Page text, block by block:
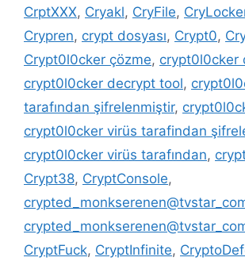
CrptXXX, Cryakl, CryFile,
Crypren, crypt dosyası, Crypt0,
Crypt0l0cker çözme, crypt0l0cker
crypt0l0cker decrypt tool,
tarafından şifrelenmiştir,
crypt0l0cker virüs tarafindan
crypt0l0cker virüs tarafından,
Crypt38, CryptConsole,
CryptFuck, CryptInfinite,